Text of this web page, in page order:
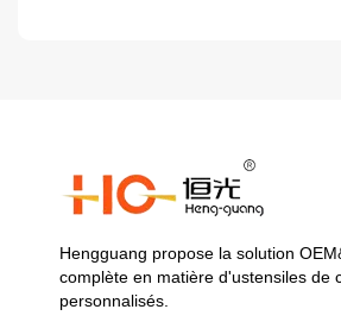
Hengguang propose la solution
complète en matière d'ustensiles de
personnalisés.